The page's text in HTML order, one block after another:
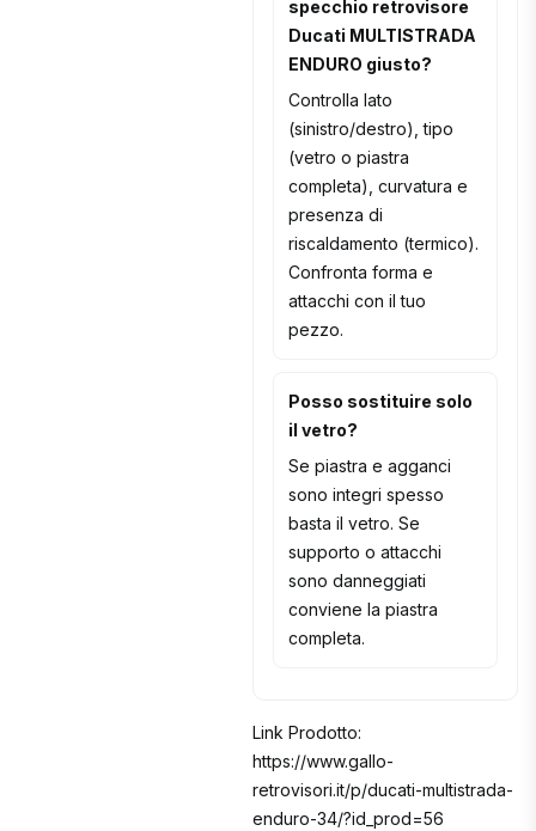
specchio retrovisore
Ducati MULTISTRADA
ENDURO giusto?
Controlla lato
(sinistro/destro), tipo
(vetro o piastra
completa), curvatura e
presenza di
riscaldamento (termico).
Confronta forma e
attacchi con il tuo
pezzo.
Posso sostituire solo
il vetro?
Se piastra e agganci
sono integri spesso
basta il vetro. Se
supporto o attacchi
sono danneggiati
conviene la piastra
completa.
Link Prodotto:
https://www.gallo-
retrovisori.it/p/ducati-multistrada-
enduro-34/?id_prod=56